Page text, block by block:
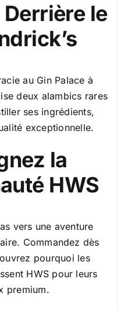
Derrière le
au Gin Palace à
deux alambics rares
ses ingrédients,
exceptionnelle.
la
HWS
vers une aventure
Commandez dès
pourquoi les
HWS pour leurs
premium.